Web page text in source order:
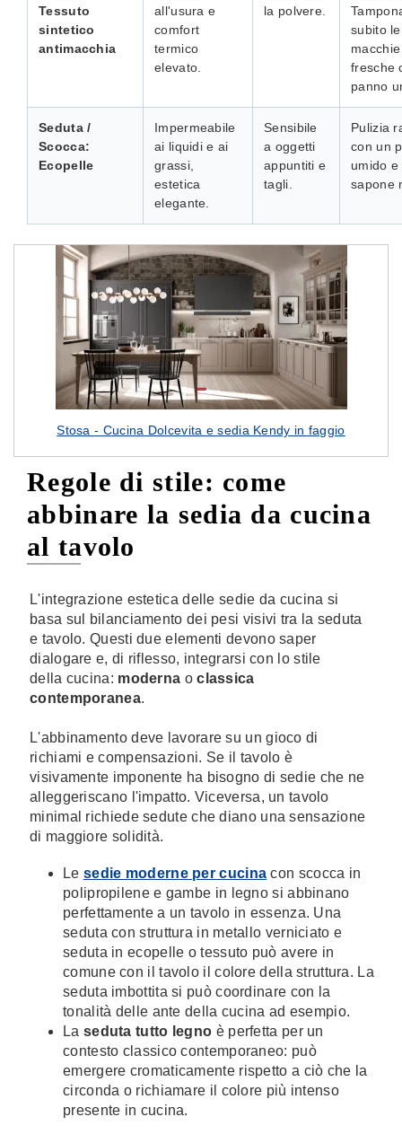
Tessuto
sintetico
antimacchia
all'usura e
comfort
termico
elevato.
la polvere.
subito le
macchie
fresche
panno
Seduta /
Scocca:
Ecopelle
Impermeabile
ai liquidi e ai
grassi,
estetica
elegante.
Sensibile
a oggetti
appuntiti e
tagli.
Pulizia
con un
umido e
sapone
Stosa - Cucina Dolcevita e sedia Kendy in faggio
Regole di stile: come
abbinare la sedia da cucina
al tavolo
L'integrazione estetica delle sedie da cucina si
basa sul bilanciamento dei pesi visivi tra la seduta
e tavolo. Questi due elementi devono saper
dialogare e, di riflesso, integrarsi con lo stile
della cucina: moderna oclassica
contemporanea.
L'abbinamento deve lavorare su un gioco di
richiami e compensazioni. Se il tavolo è
visivamente imponente ha bisogno di sedie che ne
alleggeriscano l'impatto. Viceversa, un tavolo
minimal richiede sedute che diano una sensazione
di maggiore solidità.
Le sedie moderne per cucina con scocca in
polipropilene e gambe in legno si abbinano
perfettamente a un tavolo in essenza. Una
seduta con struttura in metallo verniciato e
seduta in ecopelle o tessuto può avere in
comune con il tavolo il colore della struttura. La
seduta imbottita si può coordinare con la
tonalità delle ante della cucina ad esempio.
La seduta tutto legno è perfetta per un
contesto classico contemporaneo: può
emergere cromaticamente rispetto a ciò che la
circonda o richiamare il colore più intenso
presente in cucina.